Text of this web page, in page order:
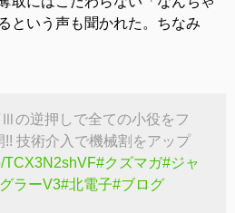
という声も聞かれた。ちなみ
の逆押しで全ての小役をフ
!! 技術介入で機械割をアップ
TCX3N2shVF#クズマガ#ジャ
ラーV3#北電子#ブログ